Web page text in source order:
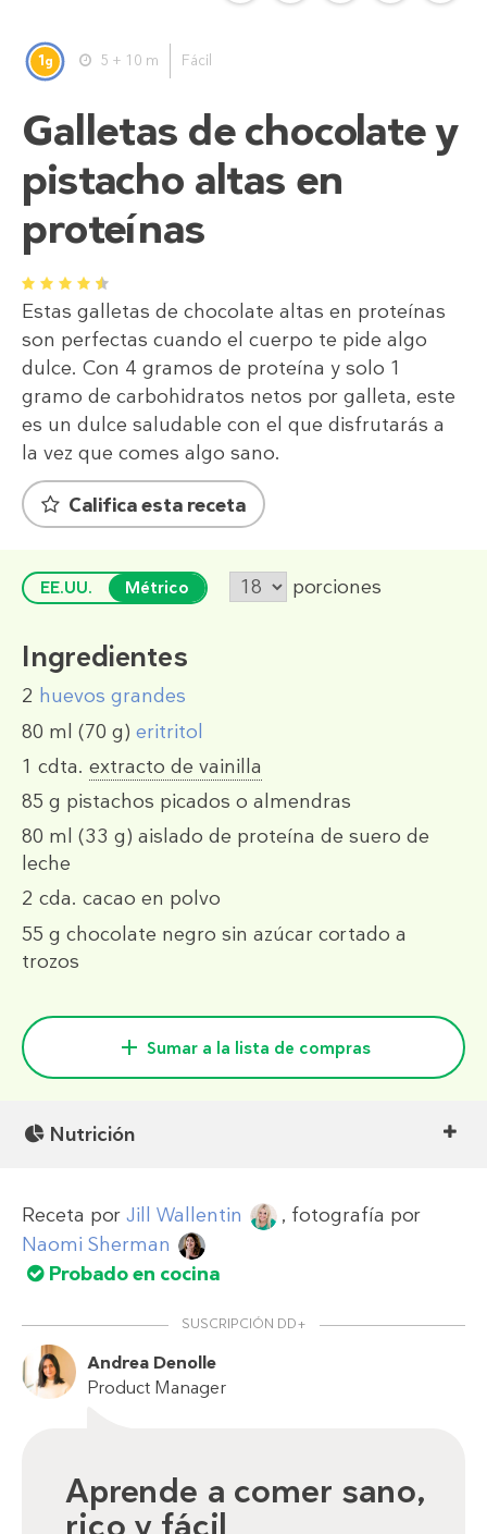
1g 5 + 10 m Fácil
Galletas de chocolate y
pistacho altas en
proteínas
1 2 3 4 5
Estas galletas de chocolate altas en proteínas
son perfectas cuando el cuerpo te pide algo
dulce. Con 4 gramos de proteína y solo 1
gramo de carbohidratos netos por galleta, este
es un dulce saludable con el que disfrutarás a
la vez que comes algo sano.
Califica esta receta
EE.UU. Métrico porciones
Ingredientes
2 huevos grandes
80 ml (70 g) eritritol
1 cdta. extracto de vainilla
85 g pistachos picados o almendras
80 ml (33 g) aislado de proteína de suero de
leche
2 cda. cacao en polvo
55 g chocolate negro sin azúcar cortado a
trozos
Sumar a la lista de compras
Nutrición
Receta por Jill Wallentin
, fotografía por
Naomi Sherman
Probado en cocina
SUSCRIPCIÓN DD+
Andrea Denolle
Product Manager
Aprende a comer sano,